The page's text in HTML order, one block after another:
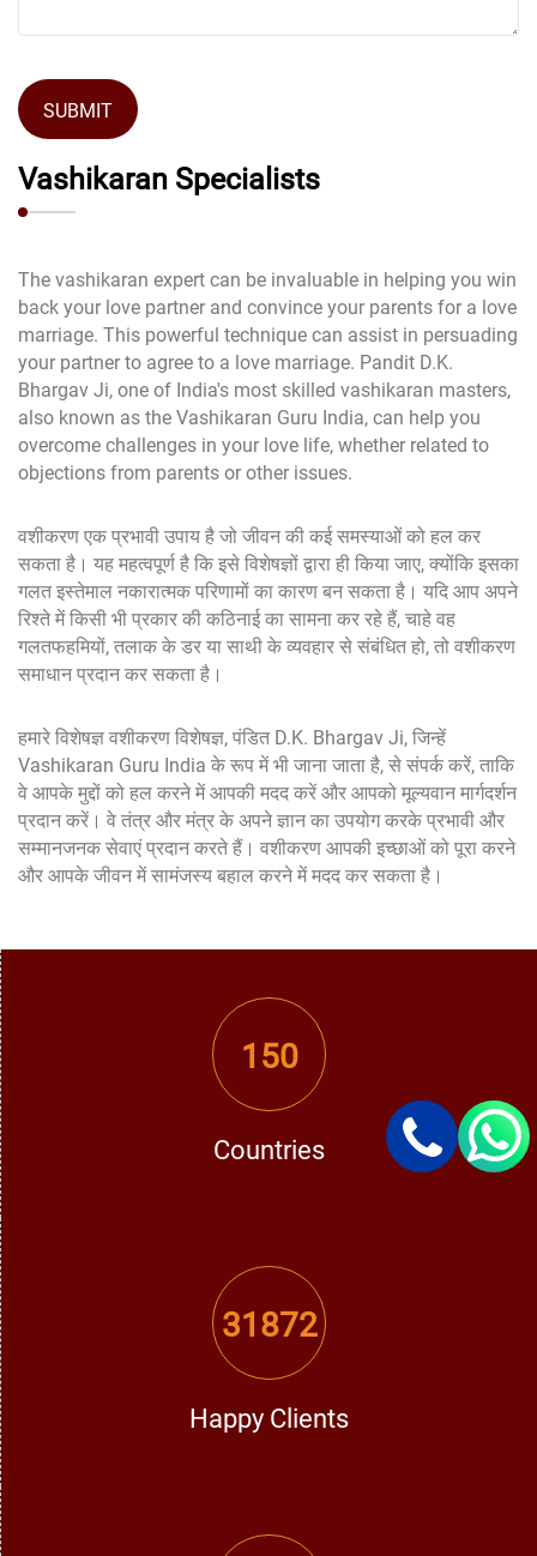
SUBMIT
Vashikaran Specialists
The vashikaran expert can be invaluable in helping you win
back your love partner and convince your parents for a love
marriage. This powerful technique can assist in persuading
your partner to agree to a love marriage. Pandit D.K.
Bhargav Ji, one of India's most skilled vashikaran masters,
also known as the Vashikaran Guru India, can help you
overcome challenges in your love life, whether related to
objections from parents or other issues.
वशीकरण एक प्रभावी उपाय है जो जीवन की कई समस्याओं को हल कर
सकता है। यह महत्वपूर्ण है कि इसे विशेषज्ञों द्वारा ही किया जाए, क्योंकि इसका
गलत इस्तेमाल नकारात्मक परिणामों का कारण बन सकता है। यदि आप अपने
रिश्ते में किसी भी प्रकार की कठिनाई का सामना कर रहे हैं, चाहे वह
गलतफहमियों, तलाक के डर या साथी के व्यवहार से संबंधित हो, तो वशीकरण
समाधान प्रदान कर सकता है।
हमारे विशेषज्ञ वशीकरण विशेषज्ञ, पंडित D.K. Bhargav Ji, जिन्हें
Vashikaran Guru India के रूप में भी जाना जाता है, से संपर्क करें, ताकि
वे आपके मुद्दों को हल करने में आपकी मदद करें और आपको मूल्यवान मार्गदर्शन
प्रदान करें। वे तंत्र और मंत्र के अपने ज्ञान का उपयोग करके प्रभावी और
सम्मानजनक सेवाएं प्रदान करते हैं। वशीकरण आपकी इच्छाओं को पूरा करने
और आपके जीवन में सामंजस्य बहाल करने में मदद कर सकता है।
150
Countries
31872
Happy Clients